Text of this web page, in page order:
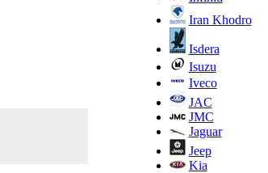
Iran Khodro
Isdera
Isuzu
Iveco
JAC
JMC
Jaguar
Jeep
Kia